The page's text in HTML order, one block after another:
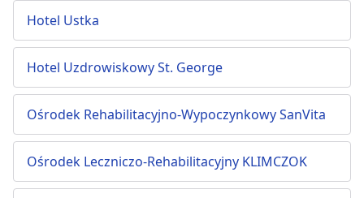
Hotel Ustka
Hotel Uzdrowiskowy St. George
Ośrodek Rehabilitacyjno-Wypoczynkowy SanVita
Ośrodek Leczniczo-Rehabilitacyjny KLIMCZOK